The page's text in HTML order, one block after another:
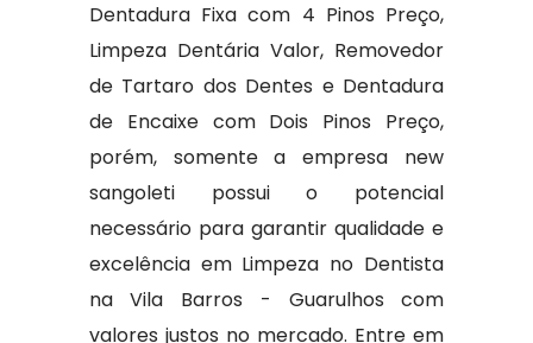
Dentadura Fixa com 4 Pinos Preço,
Limpeza Dentária Valor, Removedor
de Tartaro dos Dentes e Dentadura
de Encaixe com Dois Pinos Preço,
porém, somente a empresa new
sangoleti possui o potencial
necessário para garantir qualidade e
excelência em Limpeza no Dentista
na Vila Barros - Guarulhos com
valores justos no mercado. Entre em